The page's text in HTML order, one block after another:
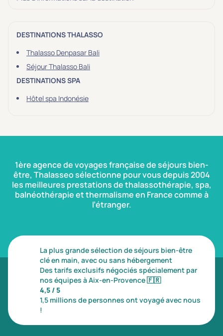
3 étoiles ***
Note de nos clients
Parfait: 4.5+
Excellent: 4+
Montagne
(0)
Campagne
(0)
Thalasso Thermal Spa Spa
Thématiques bien-être
Accès à l'espace bien-être
(0)
DESTINATIONS THALASSO
Thalasso Denpasar Bali
Séjour Thalasso Bali
DESTINATIONS SPA
Hôtel spa Indonésie
1ère agence de voyages française de séjours bien-
être, Thalasseo sélectionne pour vous depuis 2004
les meilleures prestations de thalassothérapie, spa,
balnéothérapie et thermalisme en France comme à
l’étranger.
La plus grande sélection de séjours bien-être
clé en main, avec ou sans hébergement
Des tarifs exclusifs négociés spécialement par
nos équipes à Aix-en-Provence🇫🇷
4,5 / 5
1,5 millions de personnes ont voyagé avec nous
!